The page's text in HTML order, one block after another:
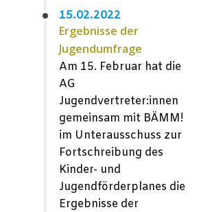
15.02.2022
Ergebnisse der
Jugendumfrage
Am 15. Februar hat die
AG
Jugendvertreter:innen
gemeinsam mit BÄMM!
im Unterausschuss zur
Fortschreibung des
Kinder- und
Jugendförderplanes die
Ergebnisse der